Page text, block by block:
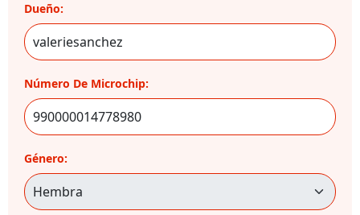
Dueño:
Número De Microchip:
Género: